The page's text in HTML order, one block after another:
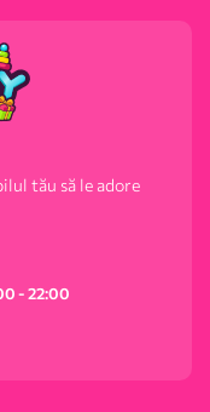
tău să le adore
- 22:00